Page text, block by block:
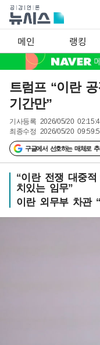
메인 랭킹
트럼프 “이란
기간만”
기사등록 2026/05/20
최종수정 2026/05/20
구글에서 선호하는 매체로 추
“이란 전쟁 대중
치있는 임무”
이란 외무부 차관